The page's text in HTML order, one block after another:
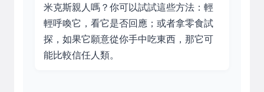
米克斯親人嗎？你可以試試這些方法：輕
輕呼喚它，看它是否回應；或者拿零食試
探，如果它願意從你手中吃東西，那它可
能比較信任人類。